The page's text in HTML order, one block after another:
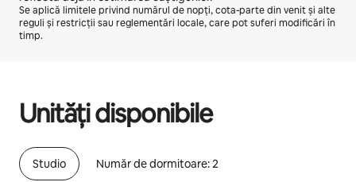
Se aplică limitele privind numărul de nopți, cota-parte din venit și alte
reguli și restricții sau reglementări locale, care pot suferi modificări în
timp.
Unități disponibile
Studio Număr de dormitoare: 2